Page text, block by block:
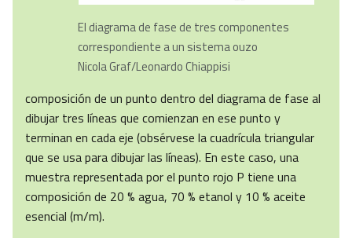
El diagrama de fase de tres componentes
correspondiente a un sistema ouzo
Nicola Graf/Leonardo Chiappisi
composición de un punto dentro del diagrama de fase al
dibujar tres líneas que comienzan en ese punto y
terminan en cada eje (obsérvese la cuadrícula triangular
que se usa para dibujar las líneas). En este caso, una
muestra representada por el punto rojo P tiene una
composición de 20 % agua, 70 % etanol y 10 % aceite
esencial (m/m).